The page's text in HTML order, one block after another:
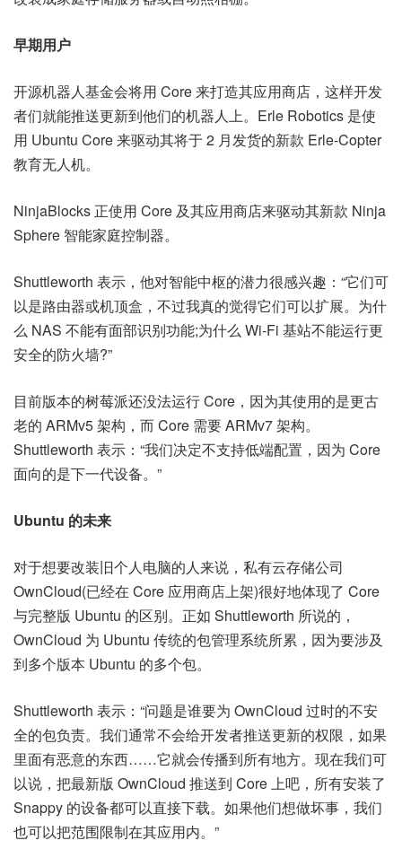
早期用户
开源机器人基金会将用 Core 来打造其应用商店，这样开发
者们就能推送更新到他们的机器人上。Erle Robotics 是使
用 Ubuntu Core 来驱动其将于 2 月发货的新款 Erle-Copter
教育无人机。
NinjaBlocks 正使用 Core 及其应用商店来驱动其新款 Ninja
Sphere 智能家庭控制器。
Shuttleworth 表示，他对智能中枢的潜力很感兴趣：“它们可
以是路由器或机顶盒，不过我真的觉得它们可以扩展。为什
么 NAS 不能有面部识别功能;为什么 Wi-Fi 基站不能运行更
安全的防火墙?”
目前版本的树莓派还没法运行 Core，因为其使用的是更古
老的 ARMv5 架构，而 Core 需要 ARMv7 架构。
Shuttleworth 表示：“我们决定不支持低端配置，因为 Core
面向的是下一代设备。”
Ubuntu 的未来
对于想要改装旧个人电脑的人来说，私有云存储公司
OwnCloud(已经在 Core 应用商店上架)很好地体现了 Core
与完整版 Ubuntu 的区别。正如 Shuttleworth 所说的，
OwnCloud 为 Ubuntu 传统的包管理系统所累，因为要涉及
到多个版本 Ubuntu 的多个包。
Shuttleworth 表示：“问题是谁要为 OwnCloud 过时的不安
全的包负责。我们通常不会给开发者推送更新的权限，如果
里面有恶意的东西……它就会传播到所有地方。现在我们可
以说，把最新版 OwnCloud 推送到 Core 上吧，所有安装了
Snappy 的设备都可以直接下载。如果他们想做坏事，我们
也可以把范围限制在其应用内。”